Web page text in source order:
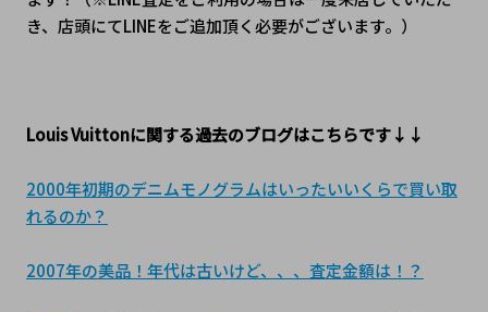
き、店頭にてLINEをご追加頂く必要がございます。）
Louis Vuittonに関する過去のブログはこちらです↓↓
2000年初期のデニムモノグラムはいったいいくらで買い取
れるのか？
2007年の美品！年代は古いけど、、、査定金額は！？